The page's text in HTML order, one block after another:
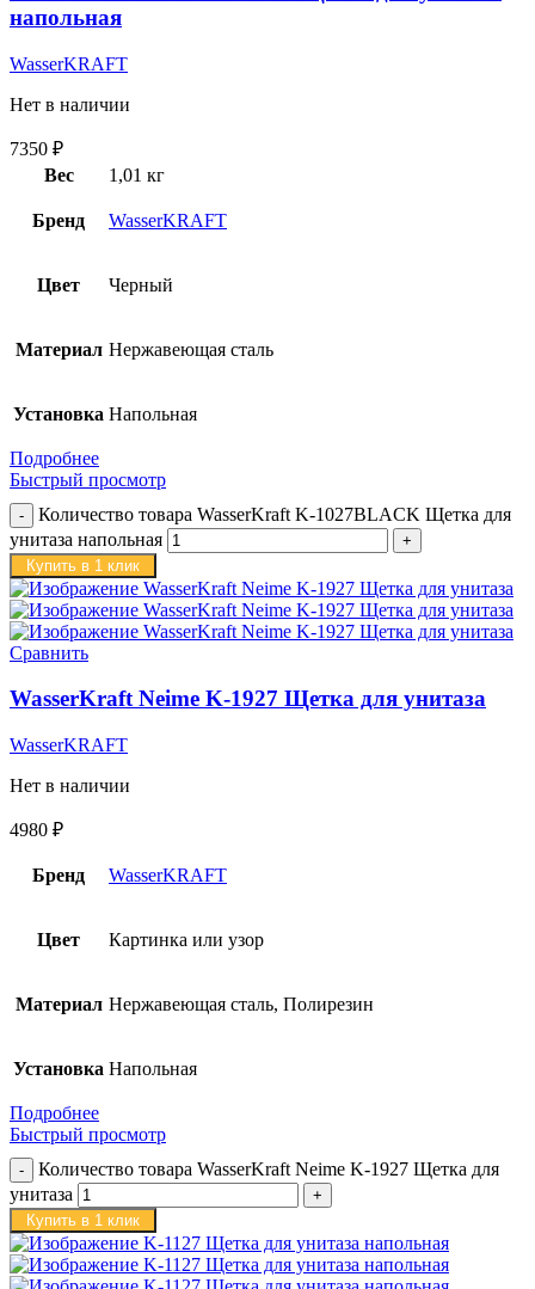
напольная
WasserKRAFT
Нет в наличии
7350 ₽
Вес
1,01 кг
Бренд WasserKRAFT
Цвет Черный
Материал Нержавеющая сталь
Установка Напольная
Подробнее
Быстрый просмотр
Количество товара WasserKraft K-1027BLACK Щетка для
унитаза напольная
Купить в 1 клик
Сравнить
WasserKraft Neime K-1927 Щетка для унитаза
WasserKRAFT
Нет в наличии
4980 ₽
Бренд WasserKRAFT
Цвет Картинка или узор
Материал Нержавеющая сталь, Полирезин
Установка Напольная
Подробнее
Быстрый просмотр
Количество товара WasserKraft Neime K-1927 Щетка для
унитаза
Купить в 1 клик